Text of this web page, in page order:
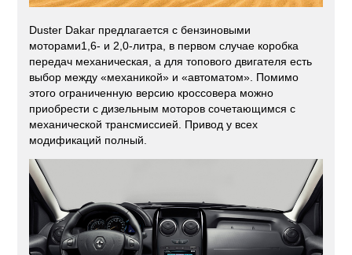
Duster Dakar предлагается с бензиновыми
моторами1,6- и 2,0-литра, в первом случае коробка
передач механическая, а для топового двигателя есть
выбор между «механикой» и «автоматом». Помимо
этого ограниченную версию кроссовера можно
приобрести с дизельным моторов сочетающимся с
механической трансмиссией. Привод у всех
модификаций полный.